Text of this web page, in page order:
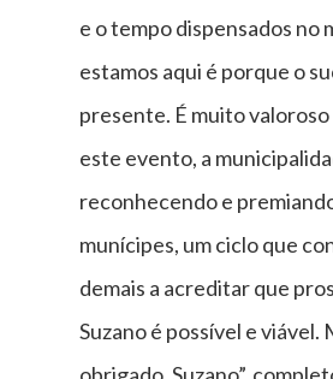
e o tempo dispensados no
estamos aqui é porque o
presente. É muito
este evento, a
reconhecendo e
munícipes, um ciclo que
demais a acreditar que
Suzano é possível e viável.